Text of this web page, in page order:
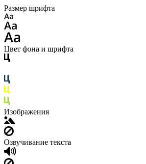
Размер шрифта
Цвет фона и шрифта
Изображения
Озвучивание текста